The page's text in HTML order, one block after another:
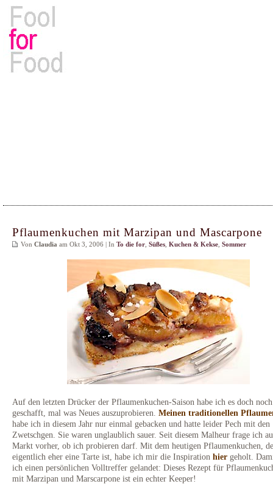
Pflaumenkuchen mit Marzipan und Mascarpone
Von Claudia am Okt 3, 2006 | In To die for Süßes Kuchen & Kekse Sommer
Auf den letzten Drücker der Pflaumenkuchen-Saison habe ich es doch noch
geschafft, mal was Neues auszuprobieren. Meinen traditionellen
habe ich in diesem Jahr nur einmal gebacken und hatte leider Pech mit den
Zwetschgen. Sie waren unglaublich sauer. Seit diesem Malheur frage ich
Markt vorher, ob ich probieren darf. Mit dem heutigen Pflaumenkuchen,
eigentlich eher eine Tarte ist, habe ich mir die Inspiration hier geholt.
ich einen persönlichen Volltreffer gelandet: Dieses Rezept für
mit Marzipan und Marscarpone ist ein echter Keeper!